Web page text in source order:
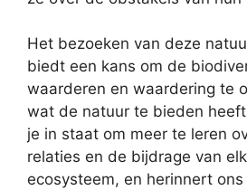
Het bezoeken van deze
biedt een kans om de
waarderen en waardering te
wat de natuur te bieden
je in staat om meer te leren
relaties en de bijdrage van
ecosysteem, en herinnert